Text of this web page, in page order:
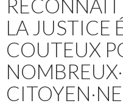
RECONNAIT
LA JUSTICE
COUTEUX